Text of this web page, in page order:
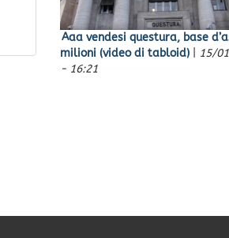
Aaa vendesi questura, base
milioni (video di tabloid)
15/
- 16:21